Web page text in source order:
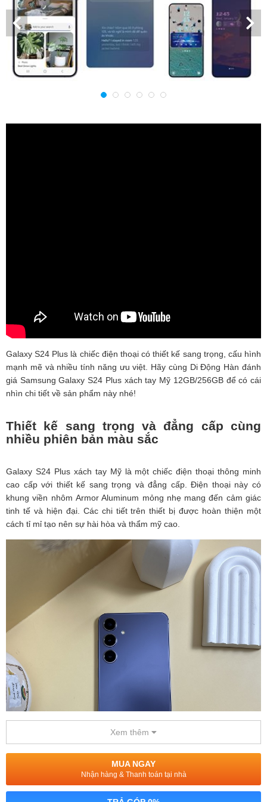
Galaxy S24 Plus là chiếc điện thoại có thiết kế sang trọng, cấu hình
mạnh mẽ và nhiều tính năng ưu việt. Hãy cùng Di Động Hàn đánh
giá Samsung Galaxy S24 Plus xách tay Mỹ 12GB/256GB để có cái
nhìn chi tiết về sản phẩm này nhé!
Thiết kế sang trọng và đẳng cấp cùng
nhiều phiên bản màu sắc
Galaxy S24 Plus xách tay Mỹ là một chiếc điện thoại thông minh
cao cấp với thiết kế sang trọng và đẳng cấp. Điện thoại này có
khung viền nhôm Armor Aluminum mỏng nhẹ mang đến cảm giác
tinh tế và hiện đại. Các chi tiết trên thiết bị được hoàn thiện một
cách tỉ mỉ tạo nên sự hài hòa và thẩm mỹ cao.
Xem thêm
MUA NGAY
Nhận hàng & Thanh toán tại nhà